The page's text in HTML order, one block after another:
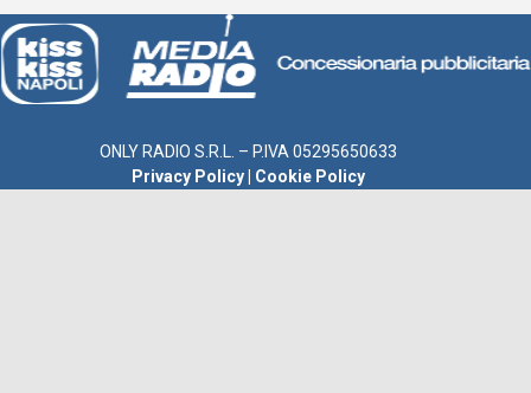
ONLY RADIO S.R.L. – P.IVA 05295650633
Privacy Policy
Cookie Policy